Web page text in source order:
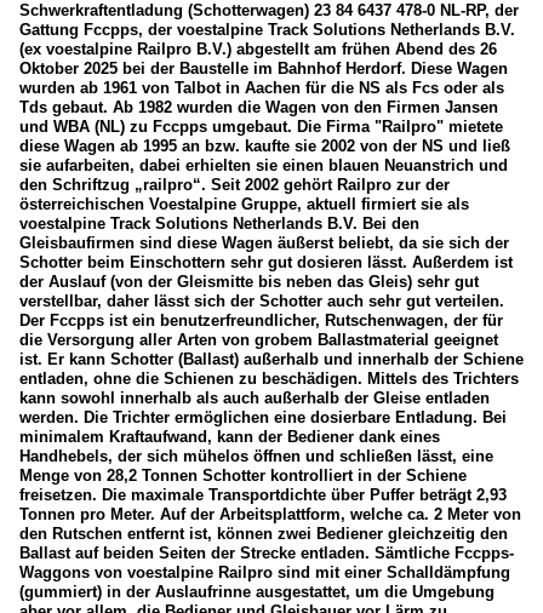
Niederlande
Dieselloks
Series 500, 600, 700
Wagen
Güterwagen der Gattung F... (Offene Güterwagen der
Güterwagen der Gattung K... (Flachwagen in Regelbauart
2015
2018
2019
2020
2020
2022
2025
Schwerkraftentladung (Schotterwagen) 23 84 6437 478-0 NL-RP, der
Gattung Fccpps, der voestalpine Track Solutions Netherlands B.V.
(ex voestalpine Railpro B.V.) abgestellt am frühen Abend des 26
Oktober 2025 bei der Baustelle im Bahnhof Herdorf. Diese Wagen
wurden ab 1961 von Talbot in Aachen für die NS als Fcs oder als
Tds gebaut. Ab 1982 wurden die Wagen von den Firmen Jansen
und WBA (NL) zu Fccpps umgebaut. Die Firma "Railpro" mietete
diese Wagen ab 1995 an bzw. kaufte sie 2002 von der NS und ließ
sie aufarbeiten, dabei erhielten sie einen blauen Neuanstrich und
den Schriftzug „railpro“. Seit 2002 gehört Railpro zur der
österreichischen Voestalpine Gruppe, aktuell firmiert sie als
voestalpine Track Solutions Netherlands B.V. Bei den
Gleisbaufirmen sind diese Wagen äußerst beliebt, da sie sich der
Schotter beim Einschottern sehr gut dosieren lässt. Außerdem ist
der Auslauf (von der Gleismitte bis neben das Gleis) sehr gut
verstellbar, daher lässt sich der Schotter auch sehr gut verteilen.
Der Fccpps ist ein benutzerfreundlicher, Rutschenwagen, der für
die Versorgung aller Arten von grobem Ballastmaterial geeignet
ist. Er kann Schotter (Ballast) außerhalb und innerhalb der Schiene
entladen, ohne die Schienen zu beschädigen. Mittels des Trichters
kann sowohl innerhalb als auch außerhalb der Gleise entladen
werden. Die Trichter ermöglichen eine dosierbare Entladung. Bei
minimalem Kraftaufwand, kann der Bediener dank eines
Handhebels, der sich mühelos öffnen und schließen lässt, eine
Menge von 28,2 Tonnen Schotter kontrolliert in der Schiene
freisetzen. Die maximale Transportdichte über Puffer beträgt 2,93
Tonnen pro Meter. Auf der Arbeitsplattform, welche ca. 2 Meter von
den Rutschen entfernt ist, können zwei Bediener gleichzeitig den
Ballast auf beiden Seiten der Strecke entladen. Sämtliche Fccpps-
Waggons von voestalpine Railpro sind mit einer Schalldämpfung
(gummiert) in der Auslaufrinne ausgestattet, um die Umgebung